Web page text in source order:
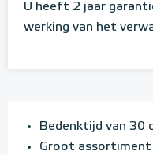
U heeft 2 jaar
werking van het
Bedenktijd van 30
Groot assortiment